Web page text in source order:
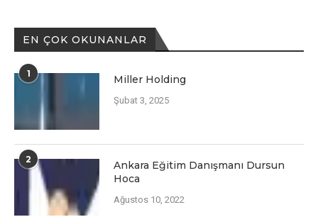
EN ÇOK OKUNANLAR
1 Miller Holding
Şubat 3, 2025
2
Ankara Eğitim Danışmanı Dursun
Hoca
Ağustos 10, 2022